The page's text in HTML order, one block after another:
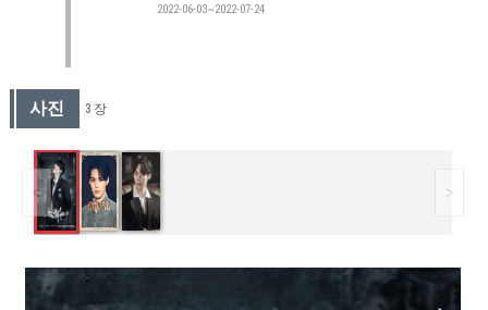
2022-06-03~2022-07-24
사진 3 장